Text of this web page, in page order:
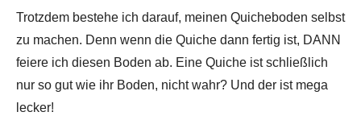
Trotzdem bestehe ich darauf, meinen Quicheboden selbst
zu machen. Denn wenn die Quiche dann fertig ist, DANN
feiere ich diesen Boden ab. Eine Quiche ist schließlich
nur so gut wie ihr Boden, nicht wahr? Und der ist mega
lecker!